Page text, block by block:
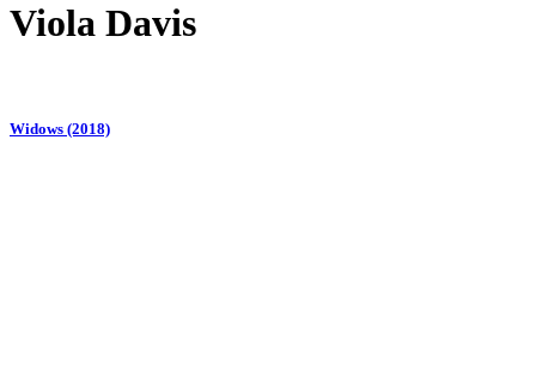
Viola Davis
Widows (2018)